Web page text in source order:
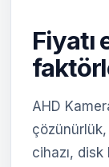
Fiyatı
AHD
cihazı,